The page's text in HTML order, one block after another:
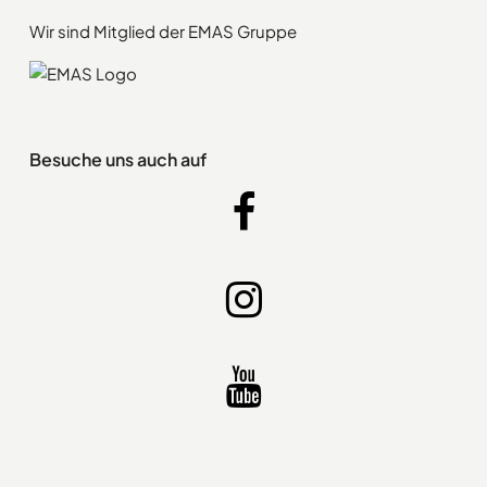
Wir sind Mitglied der EMAS Gruppe
Besuche uns auch auf